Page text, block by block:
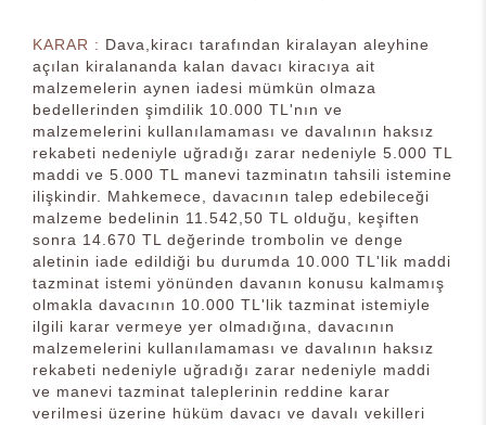
KARAR : Dava,kiracı tarafından kiralayan aleyhine
açılan kiralananda kalan davacı kiracıya ait
malzemelerin aynen iadesi mümkün olmaza
bedellerinden şimdilik 10.000 TL'nın ve
malzemelerini kullanılamaması ve davalının haksız
rekabeti nedeniyle uğradığı zarar nedeniyle 5.000 TL
maddi ve 5.000 TL manevi tazminatın tahsili istemine
ilişkindir. Mahkemece, davacının talep edebileceği
malzeme bedelinin 11.542,50 TL olduğu, keşiften
sonra 14.670 TL değerinde trombolin ve denge
aletinin iade edildiği bu durumda 10.000 TL'lik maddi
tazminat istemi yönünden davanın konusu kalmamış
olmakla davacının 10.000 TL'lik tazminat istemiyle
ilgili karar vermeye yer olmadığına, davacının
malzemelerini kullanılamaması ve davalının haksız
rekabeti nedeniyle uğradığı zarar nedeniyle maddi
ve manevi tazminat taleplerinin reddine karar
verilmesi üzerine hüküm davacı ve davalı vekilleri